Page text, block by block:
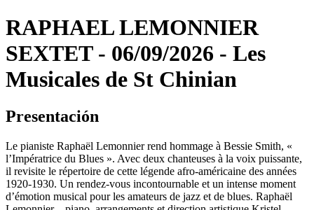
RAPHAEL LEMONNIER
SEXTET - 06/09/2026 - Les
Musicales de St Chinian
Presentación
Le pianiste Raphaël Lemonnier rend hommage à Bessie Smith, «
l’Impératrice du Blues ». Avec deux chanteuses à la voix puissante,
il revisite le répertoire de cette légende afro-américaine des années
1920-1930. Un rendez-vous incontournable et un intense moment
d’émotion musical pour les amateurs de jazz et de blues. Raphaël